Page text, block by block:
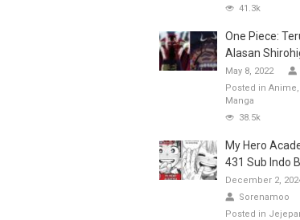
41.3k
One Piece:
Alasan
May 8, 2022
Posted in Anime
Manga
38.5k
My Hero
431 Sub Indo
December 2,
Sorenamoo
Posted in